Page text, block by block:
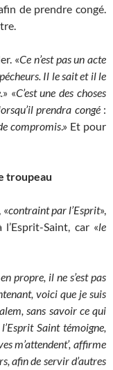
de prendre congé.
«Ce n’est pas un acte
Il le sait et il le
» «C’est une des choses
prendra congé:
compromis.» Et pour
troupeau
contraint par l’Esprit»,
Saint, car «le
propre, il ne s’est pas
voici que je suis
sans savoir ce qui
Saint témoigne,
m’attendent’, affirme
afin de servir d’autres